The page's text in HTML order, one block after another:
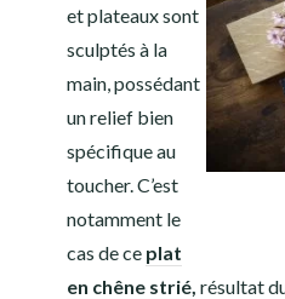
et plateaux sont
sculptés à la
main, possédant
un relief bien
spécifique au
toucher. C’est
notamment le
cas de ce plat
en chêne strié, résultat